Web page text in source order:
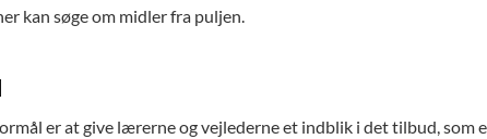
kan søge om midler fra puljen.
er at give lærerne og vejlederne et indblik i det tilbud, som